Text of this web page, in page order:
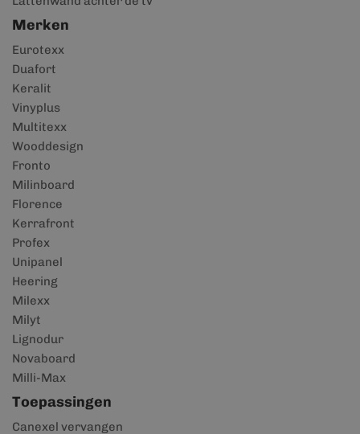
Merken
Eurotexx
Duafort
Keralit
Vinyplus
Multitexx
Wooddesign
Fronto
Milinboard
Florence
Kerrafront
Profex
Unipanel
Heering
Milexx
Milyt
Lignodur
Novaboard
Milli-Max
Toepassingen
Canexel vervangen